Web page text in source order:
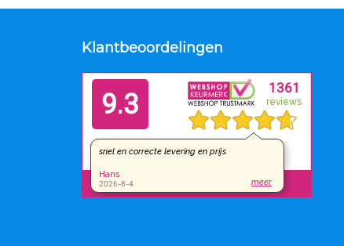
Klantbeoordelingen